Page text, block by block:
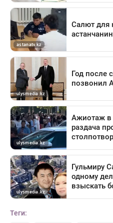
Теги: